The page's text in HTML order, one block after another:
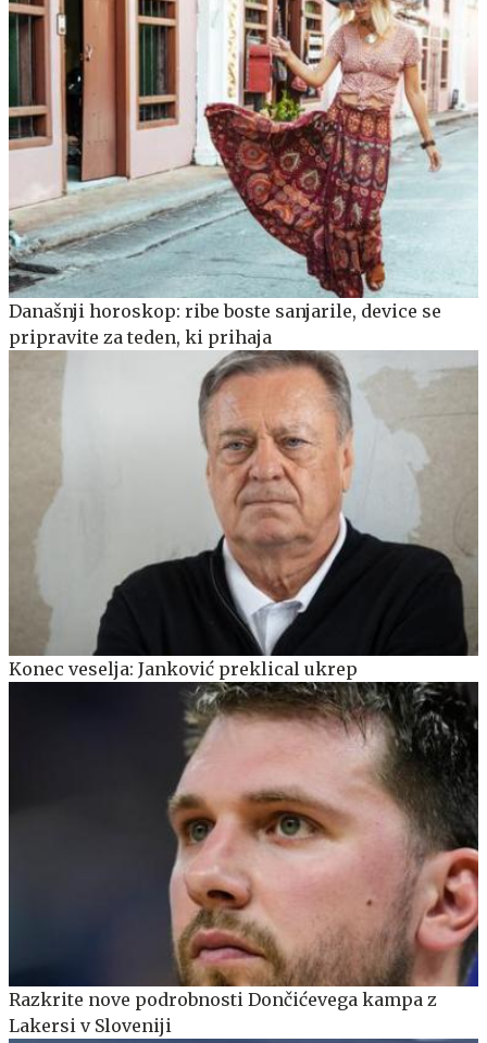
Današnji horoskop: ribe boste sanjarile, device se
pripravite za teden, ki prihaja
Konec veselja: Janković preklical ukrep
Razkrite nove podrobnosti Dončićevega kampa z
Lakersi v Sloveniji